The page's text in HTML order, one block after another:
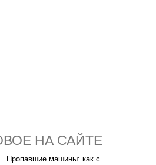
НА САЙТЕ
Пропавшие машины: как с